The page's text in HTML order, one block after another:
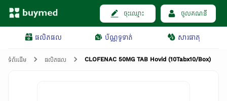
ចុះឈ្មោះ ចូលគណនី
ផលិតផល ប័ណ្ណទូទាត់ សារធាតុ
ទំព័រដើម ផលិតផល CLOFENAC 50MG TAB Hovid (10Tabx10/Box)